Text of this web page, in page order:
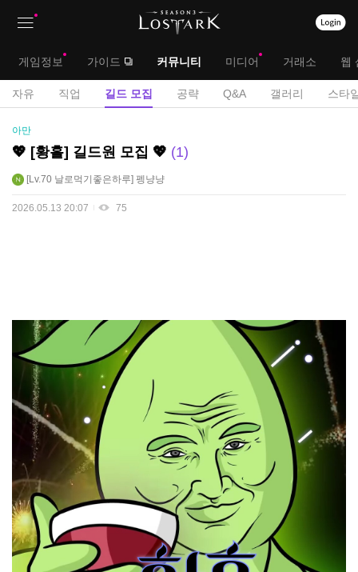
대
메
게임정보 가이드 커뮤니티 미디어 거래소 웹
서
메
자유 직업 길드 모집 공략 Q&A 갤러리 스타
길
드
집
시
아만
💖 [황홀] 길드원 모집 💖 1
Lv.70 날로먹기좋은하루 펭냥냥
2026.05.13 20:07 75